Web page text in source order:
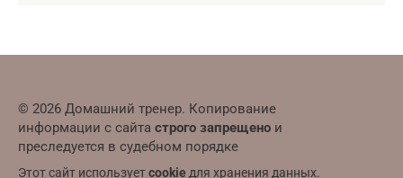
© 2026 Домашний тренер. Копирование
информации с сайта строго запрещено и
преследуется в судебном порядке
Этот сайт используетcookie для хранения данных.